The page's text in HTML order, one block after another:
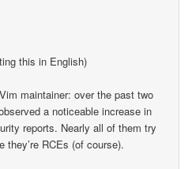
this in English)
maintainer: over the past two
a noticeable increase in
reports. Nearly all of them try
they’re RCEs (of course).